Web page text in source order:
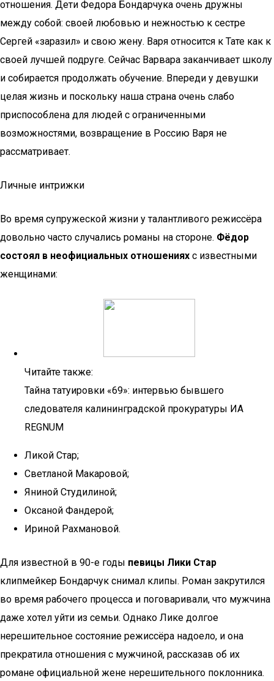
отношения. Дети Федора Бондарчука очень дружны
между собой: своей любовью и нежностью к сестре
Сергей «заразил» и свою жену. Варя относится к Тате как к
своей лучшей подруге. Сейчас Варвара заканчивает школу
и собирается продолжать обучение. Впереди у девушки
целая жизнь и поскольку наша страна очень слабо
приспособлена для людей с ограниченными
возможностями, возвращение в Россию Варя не
рассматривает.
Личные интрижки
Во время супружеской жизни у талантливого режиссёра
довольно часто случались романы на стороне. Фёдор
состоял в неофициальных отношениях с известными
женщинами:
Читайте также:
Тайна татуировки «69»: интервью бывшего
следователя калининградской прокуратуры ИА
REGNUM
Ликой Стар;
Светланой Макаровой;
Яниной Студилиной;
Оксаной Фандерой;
Ириной Рахмановой.
Для известной в 90-е годы певицы Лики Стар
клипмейкер Бондарчук снимал клипы. Роман закрутился
во время рабочего процесса и поговаривали, что мужчина
даже хотел уйти из семьи. Однако Лике долгое
нерешительное состояние режиссёра надоело, и она
прекратила отношения с мужчиной, рассказав об их
романе официальной жене нерешительного поклонника.